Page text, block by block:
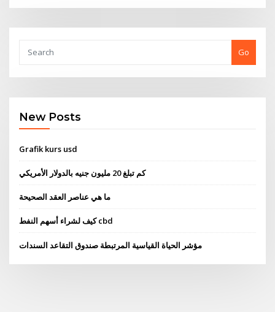
Go
New Posts
Grafik kurs usd
كم تبلغ 20 مليون جنيه بالدولار الأمريكي
ما هي عناصر العقد الصحيحة
كيف لشراء أسهم النفط cbd
مؤشر الحياة القياسية المرتبطة صندوق التقاعد السندات